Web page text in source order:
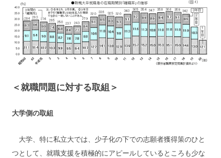
＜就職問題に対する取組＞
大学側の取組
大学、特に私立大では、少子化の下での志願者獲得策のひと
つとして、就職支援を積極的にアピールしているところも少な